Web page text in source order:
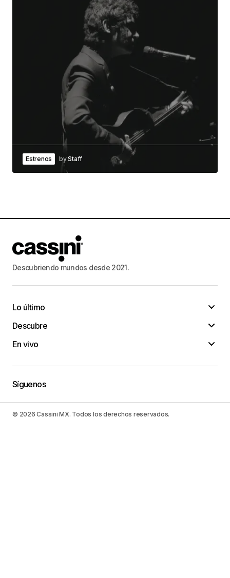
Estrenos byStaff
Descubriendo mundos desde 2021.
Lo último
Descubre
En vivo
Síguenos
© 2026 Cassini MX. Todos los derechos reservados.